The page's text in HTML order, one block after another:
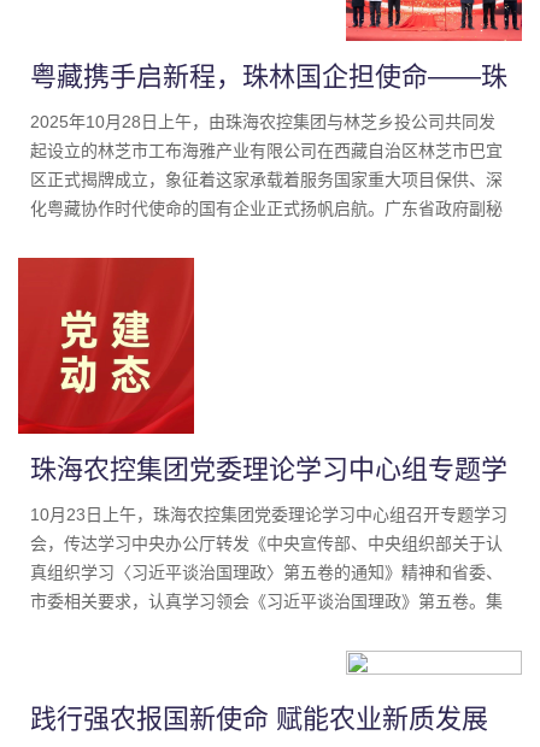
粤藏携手启新程，珠林国企担使命——珠
海与林芝共建工布海雅公司服务国家重大
项目保供与区域协同发展
2025年10月28日上午，由珠海农控集团与林芝乡投公司共同发
起设立的林芝市工布海雅产业有限公司在西藏自治区林芝市巴宜
区正式揭牌成立，象征着这家承载着服务国家重大项目保供、深
化粤藏协作时代使命的国有企业正式扬帆启航。广东省政府副秘
及林芝市政府相关部门负责人，珠海农控集团党委书记、董事长
李鸿斌，林芝乡投公司党委书记、董事长蒋华，林芝相关企业代
表共50余人，共同见证珠江木棉与雪域桃花跨越千里的同心相
珠海农控集团党委理论学习中心组专题学
习《习近平谈治国理政》第五卷
10月23日上午，珠海农控集团党委理论学习中心组召开专题学习
会，传达学习中央办公厅转发《中央宣传部、中央组织部关于认
真组织学习〈习近平谈治国理政〉第五卷的通知》精神和省委、
市委相关要求，认真学习领会《习近平谈治国理政》第五卷。集
践行强农报国新使命 赋能农业新质发展